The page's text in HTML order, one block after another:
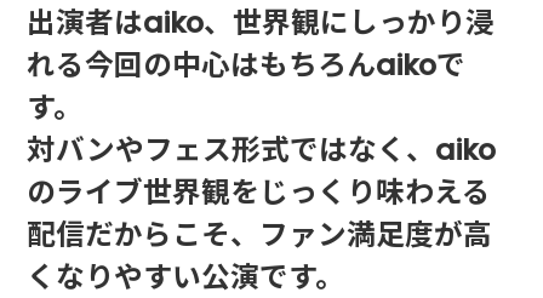
出演者はaiko、世界観にしっかり浸
れる今回の中心はもちろんaikoで
す。
対バンやフェス形式ではなく、aiko
のライブ世界観をじっくり味わえる
配信だからこそ、ファン満足度が高
くなりやすい公演です。